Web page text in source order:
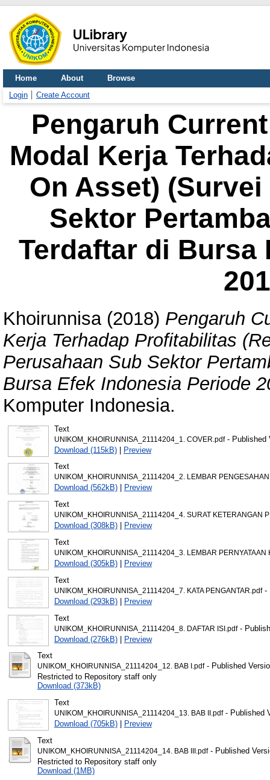
Home About
Browse
Login
Create Account
Pengaruh
Modal Kerja
On Asset)
Sektor
Terdaftar di Bursa
Khoirunnisa(2018) Pengaruh
Kerja Terhadap Profitabilitas
Perusahaan Sub Sektor
Bursa Efek Indonesia Periode
Komputer Indonesia.
Text
UNIKOM_KHOIRUNNISA_21114204_1. COVER.pdf- Published
Download (115kB)| Preview
Text
UNIKOM_KHOIRUNNISA_21114204_2. LEMBAR
Download (562kB)|
Preview
Text
UNIKOM_KHOIRUNNISA_21114204_4. SURAT KETERANGAN
Download (308kB)|
Preview
Text
UNIKOM_KHOIRUNNISA_21114204_3. LEMBAR PERNYATAAN
Download (305kB)|
Preview
Text
UNIKOM_KHOIRUNNISA_21114204_7. KATA PENGANTAR.pdf-
Download (293kB)|
Preview
Text
UNIKOM_KHOIRUNNISA_21114204_8. DAFTAR ISI.pdf-
Download (276kB)| Preview
Text
UNIKOM_KHOIRUNNISA_21114204_12. BAB I.pdf- Published
Restricted to Repository staff only
Download (373kB)
Text
UNIKOM_KHOIRUNNISA_21114204_13. BAB II.pdf- Published
Download (705kB)|
Preview
Text
UNIKOM_KHOIRUNNISA_21114204_14. BAB III.pdf- Published
Restricted to Repository staff only
Download (1MB)